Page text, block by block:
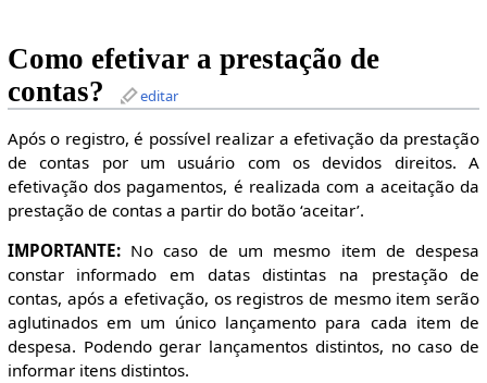
Como efetivar a prestação de
contas?
editar
Após o registro, é possível realizar a efetivação da prestação
de contas por um usuário com os devidos direitos. A
efetivação dos pagamentos, é realizada com a aceitação da
prestação de contas a partir do botão ‘aceitar’.
IMPORTANTE:No caso de um mesmo item de despesa
constar informado em datas distintas na prestação de
contas, após a efetivação, os registros de mesmo item serão
aglutinados em um único lançamento para cada item de
despesa. Podendo gerar lançamentos distintos, no caso de
informar itens distintos.